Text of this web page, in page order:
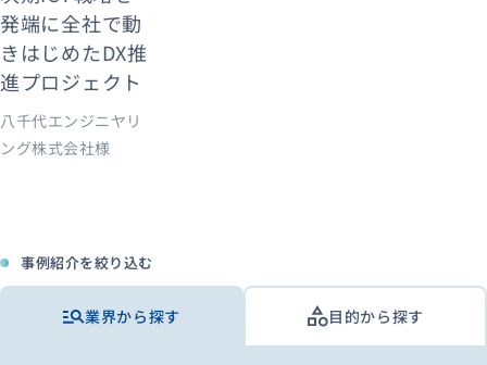
資料ダウンロード
発端に全社で動
きはじめたDX推
進プロジェクト
八千代エンジニヤリ
ング株式会社様
事例紹介を絞り込む
業界から探す 目的から探す